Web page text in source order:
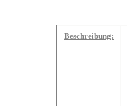
Beschreibung: